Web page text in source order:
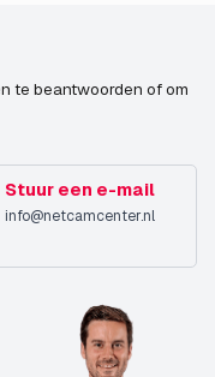
te beantwoorden of om
Stuur een e-mail
info@netcamcenter.nl